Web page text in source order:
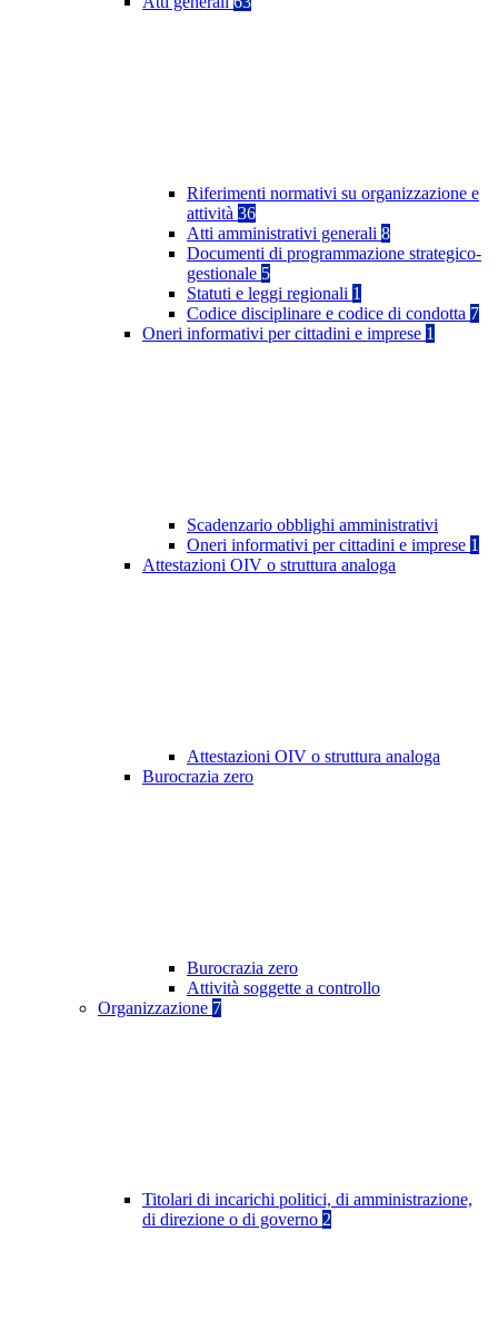
Riferimenti normativi su organizzazione e
attività 36
Atti amministrativi generali 8
Documenti di programmazione strategico-
gestionale 5
Statuti e leggi regionali 1
Codice disciplinare e codice di condotta 7
Oneri informativi per cittadini e imprese 1
Scadenzario obblighi amministrativi
Oneri informativi per cittadini e imprese 1
Attestazioni OIV o struttura analoga
Attestazioni OIV o struttura analoga
Burocrazia zero
Burocrazia zero
Attività soggette a controllo
Organizzazione 7
Titolari di incarichi politici, di amministrazione,
di direzione o di governo 2